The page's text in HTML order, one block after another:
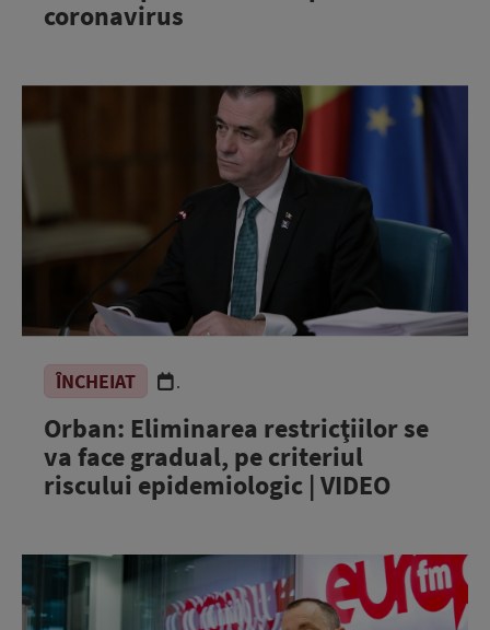
coronavirus
ÎNCHEIAT .
Orban: Eliminarea restricţiilor se
va face gradual, pe criteriul
riscului epidemiologic | VIDEO